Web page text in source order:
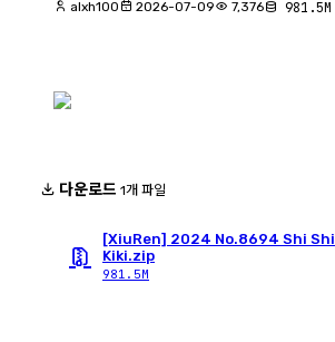
alxh100 2026-07-09 7,376 981.5M
다운로드 1개 파일
[XiuRen] 2024 No.8694 Shi Shi
Kiki.zip
981.5M